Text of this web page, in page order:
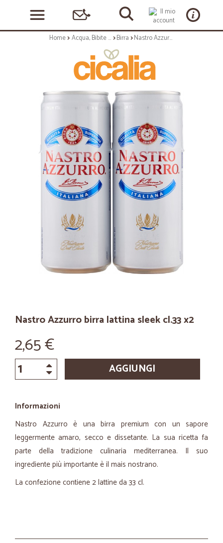
Home Acqua, Bibite e Alcolici Birra Nastro Azzurro birra lattina sleek cl.33 x2
Nastro Azzurro birra lattina sleek cl.33 x2
2,65 €
AGGIUNGI
Informazioni
Nastro Azzurro è una birra premium con un sapore
leggermente amaro, secco e dissetante. La sua ricetta fa
parte della tradizione culinaria mediterranea. Il suo
ingrediente più importante è il mais nostrano.
La confezione contiene 2 lattine da 33 cl.